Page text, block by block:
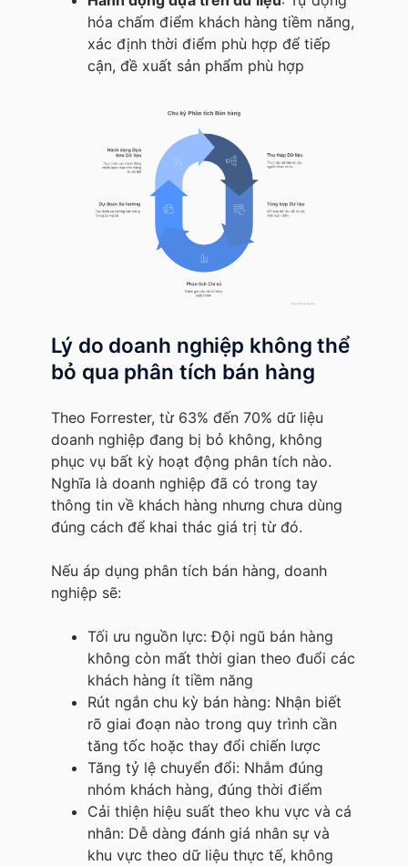
hóa chấm điểm khách hàng tiềm năng,
xác định thời điểm phù hợp để tiếp
cận, đề xuất sản phẩm phù hợp
Lý do doanh nghiệp không thể
bỏ qua phân tích bán hàng
Theo Forrester, từ 63% đến 70% dữ liệu
doanh nghiệp đang bị bỏ không, không
phục vụ bất kỳ hoạt động phân tích nào.
Nghĩa là doanh nghiệp đã có trong tay
thông tin về khách hàng nhưng chưa dùng
đúng cách để khai thác giá trị từ đó.
Nếu áp dụng phân tích bán hàng, doanh
nghiệp sẽ:
Tối ưu nguồn lực: Đội ngũ bán hàng
không còn mất thời gian theo đuổi các
khách hàng ít tiềm năng
Rút ngắn chu kỳ bán hàng: Nhận biết
rõ giai đoạn nào trong quy trình cần
tăng tốc hoặc thay đổi chiến lược
Tăng tỷ lệ chuyển đổi: Nhắm đúng
nhóm khách hàng, đúng thời điểm
Cải thiện hiệu suất theo khu vực và cá
nhân: Dễ dàng đánh giá nhân sự và
khu vực theo dữ liệu thực tế, không